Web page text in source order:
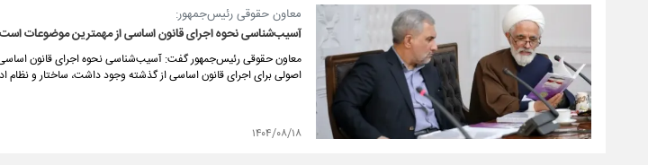
معاون حقوقی رئیس‌جمهور:
آسیب‌شناسی نحوه اجرای قانون اساسی از مهمترین موضوعات است
معاون حقوقی رئیس‌جمهور گفت: آسیب‌شناسی نحوه اجرای قانون
اصولی برای اجرای قانون اساسی از گذشته وجود داشت، ساختار و نظام
۱۴۰۴/۰۸/۱۸